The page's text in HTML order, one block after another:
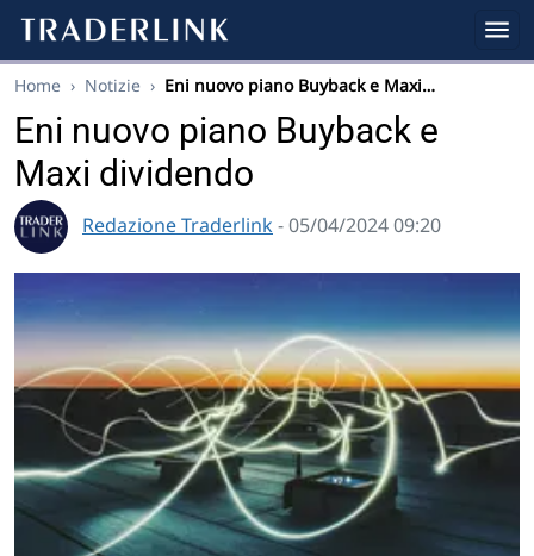
Home › Notizie › Eni nuovo piano Buyback e Maxi…
Eni nuovo piano Buyback e
Maxi dividendo
Redazione Traderlink - 05/04/2024 09:20